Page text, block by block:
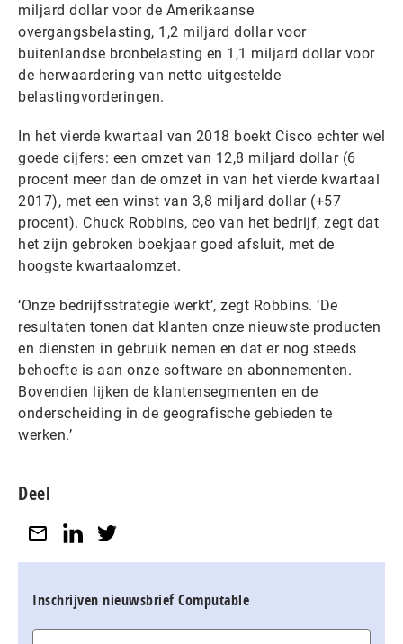
miljard dollar voor de Amerikaanse
overgangsbelasting, 1,2 miljard dollar voor
buitenlandse bronbelasting en 1,1 miljard dollar voor
de herwaardering van netto uitgestelde
belastingvorderingen.
In het vierde kwartaal van 2018 boekt Cisco echter wel
goede cijfers: een omzet van 12,8 miljard dollar (6
procent meer dan de omzet in van het vierde kwartaal
2017), met een winst van 3,8 miljard dollar (+57
procent). Chuck Robbins, ceo van het bedrijf, zegt dat
het zijn gebroken boekjaar goed afsluit, met de
hoogste kwartaalomzet.
‘Onze bedrijfsstrategie werkt’, zegt Robbins. ‘De
resultaten tonen dat klanten onze nieuwste producten
en diensten in gebruik nemen en dat er nog steeds
behoefte is aan onze software en abonnementen.
Bovendien lijken de klantensegmenten en de
onderscheiding in de geografische gebieden te
werken.’
Deel
Inschrijven nieuwsbrief Computable